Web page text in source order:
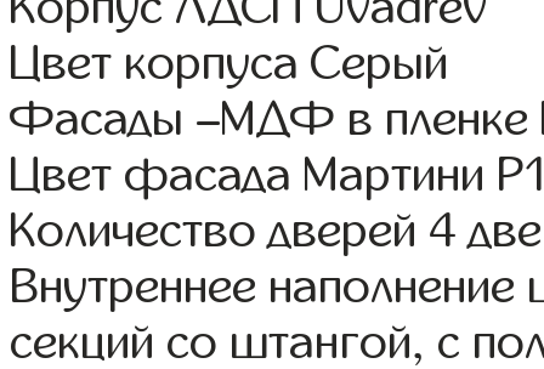
Цвет корпуса Серый
Фасады –МДФ в пленке
Цвет фасада Мартини
Количество дверей 4
Внутреннее
секций со штангой, с